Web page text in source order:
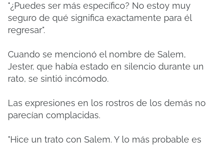
"¿Puedes ser más específico? No estoy muy
seguro de qué significa exactamente para él
regresar".
Cuando se mencionó el nombre de Salem,
Jester, que había estado en silencio durante un
rato, se sintió incómodo.
Las expresiones en los rostros de los demás no
parecían complacidas.
"Hice un trato con Salem. Y lo más probable es